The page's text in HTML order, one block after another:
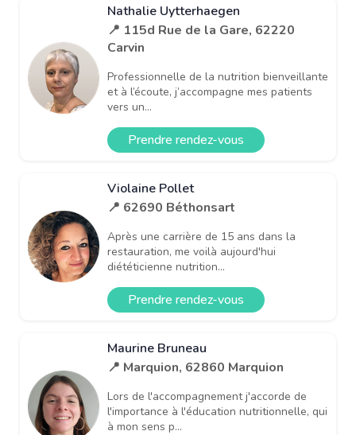
Nathalie Uytterhaegen
📍 115d Rue de la Gare, 62220
Carvin
Professionnelle de la nutrition bienveillante
et à l’écoute, j’accompagne mes patients
vers un...
Prendre rendez-vous
Violaine Pollet
📍 62690 Béthonsart
Après une carrière de 15 ans dans la
restauration, me voilà aujourd'hui
diététicienne nutrition...
Prendre rendez-vous
Maurine Bruneau
📍 Marquion, 62860 Marquion
Lors de l'accompagnement j'accorde de
l'importance à l'éducation nutritionnelle, qui
à mon sens p...